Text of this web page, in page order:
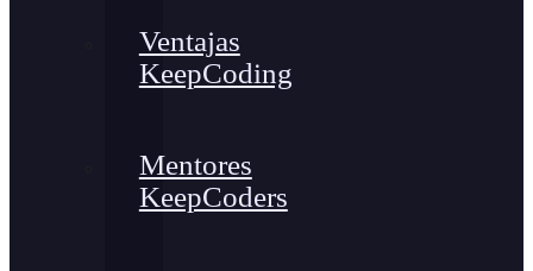
Ventajas
KeepCoding
Mentores
KeepCoders